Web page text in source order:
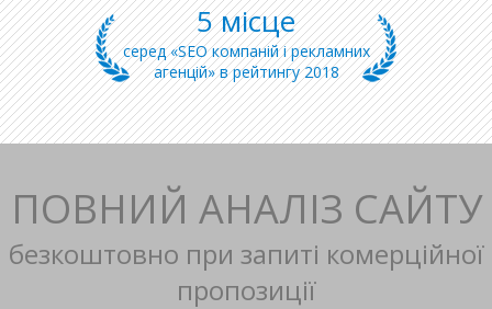
5 місце
серед «SEO компаній і рекламних
агенцій» в рейтингу 2018
ПОВНИЙ АНАЛІЗ САЙТУ
безкоштовно при запиті комерційної
пропозиції